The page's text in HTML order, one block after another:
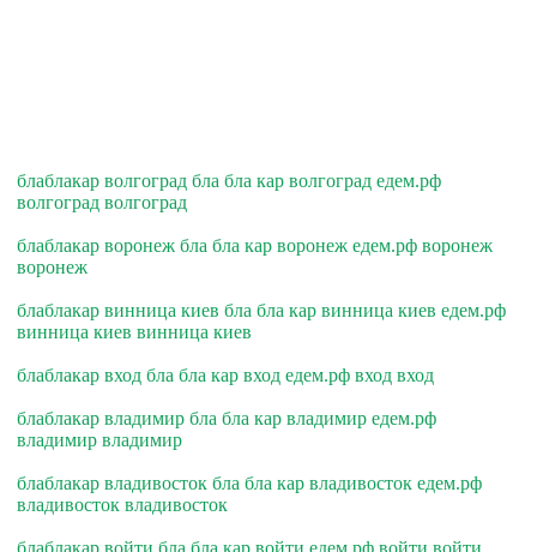
блаблакар волгоград бла бла кар волгоград едем.рф
волгоград волгоград
блаблакар воронеж бла бла кар воронеж едем.рф воронеж
воронеж
блаблакар винница киев бла бла кар винница киев едем.рф
винница киев винница киев
блаблакар вход бла бла кар вход едем.рф вход вход
блаблакар владимир бла бла кар владимир едем.рф
владимир владимир
блаблакар владивосток бла бла кар владивосток едем.рф
владивосток владивосток
блаблакар войти бла бла кар войти едем.рф войти войти